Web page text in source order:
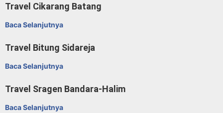
Travel Cikarang Batang
Baca Selanjutnya
Travel Bitung Sidareja
Baca Selanjutnya
Travel Sragen Bandara-Halim
Baca Selanjutnya